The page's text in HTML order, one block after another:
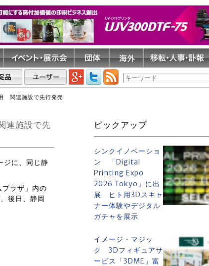
関連施設で先行発売
連施設で先
ジに、同じ静
ラザ」内の
後日、静岡
ピックアップ
シンクイノベーショ
ン 「Digital
Printing Expo
2026 Tokyo」に出
展 ヒト用3Dスキャ
ナー体験やデジタル
ガチャを展示
イメージ・マジッ
ク 3Dフィギュアサ
ービス「3DME」富